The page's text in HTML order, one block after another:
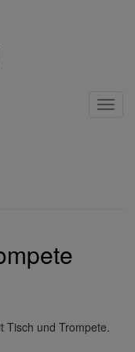
Tisch und Trompete.